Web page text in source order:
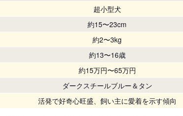
超小型犬
約15〜23cm
約2〜3kg
約13〜16歳
約15万円〜65万円
ダークスチールブルー＆タン
活発で好奇心旺盛、飼い主に愛着を示す傾向